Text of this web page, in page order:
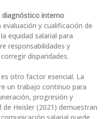
diagnóstico interno
evaluación y cualificación de
equidad salarial para
responsabilidades y
disparidades.
es otro factor esencial. La
un trabajo continuo para
progresión y
Heisler (2021) demuestran
salarial puede